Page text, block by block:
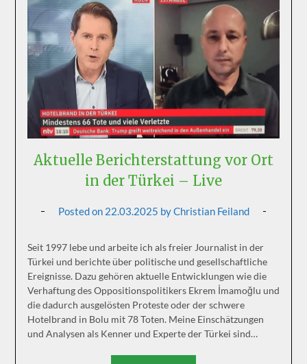
Aktuelle Berichterstattung vor Ort
in der Türkei – Live
Posted on 22.03.2025 byChristian Feiland
Seit 1997 lebe und arbeite ich als freier Journalist in der
Türkei und berichte über politische und gesellschaftliche
Ereignisse. Dazu gehören aktuelle Entwicklungen wie die
Verhaftung des Oppositionspolitikers Ekrem İmamoğlu und
die dadurch ausgelösten Proteste oder der schwere
Hotelbrand in Bolu mit 78 Toten. Meine Einschätzungen
und Analysen als Kenner und Experte der Türkei sind…